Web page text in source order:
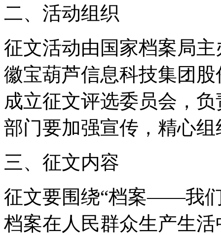
二、活动组织
征文活动由国家档案局主
徽宝葫芦信息科技集团股
成立征文评选委员会
部门要加强宣传，精心组
三、征文内容
征文要围绕“档案——我们
档案在人民群众生产生活